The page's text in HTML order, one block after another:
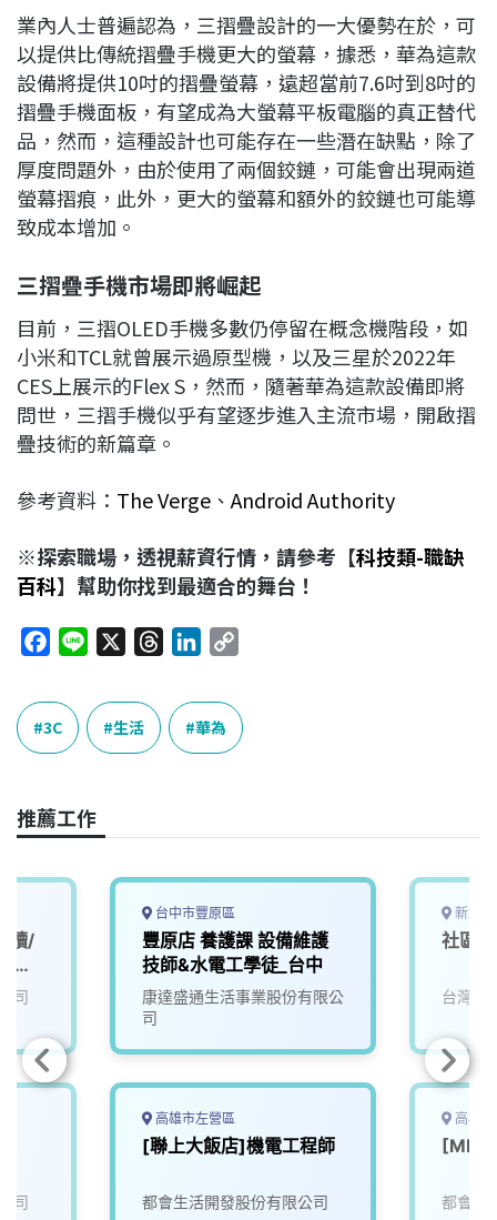
業內人士普遍認為，三摺疊設計的一大優勢在於，可
以提供比傳統摺疊手機更大的螢幕，據悉，華為這款
設備將提供10吋的摺疊螢幕，遠超當前7.6吋到8吋的
摺疊手機面板，有望成為大螢幕平板電腦的真正替代
品，然而，這種設計也可能存在一些潛在缺點，除了
厚度問題外，由於使用了兩個鉸鏈，可能會出現兩道
螢幕摺痕，此外，更大的螢幕和額外的鉸鏈也可能導
致成本增加。
三摺疊手機市場即將崛起
目前，三摺OLED手機多數仍停留在概念機階段，如
小米和TCL就曾展示過原型機，以及三星於2022年
CES上展示的Flex S，然而，隨著華為這款設備即將
問世，三摺手機似乎有望逐步進入主流市場，開啟摺
疊技術的新篇章。
參考資料： The Verge 、 Android Authority
※探索職場，透視薪資行情，請參考【科技類-職缺
百科】幫助你找到最適合的舞台！
c
e
b
o
k
n
e
e
n
k
e
n
y
k
3C 生活 華為
推薦工作
讀/
超
司
司
台中市豐原區
豐原店 養護課 設備維護
技師&水電工學徒_台中
康達盛通生活事業股份有限公
司
高雄市左營區
[聯上大飯店]機電工程師
都會生活開發股份有限公司
新北
社區
台灣寶
高雄
[MLD
都會生